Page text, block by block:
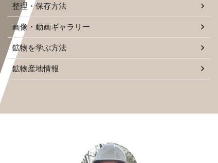
整理・保存方法
画像・動画ギャラリー
鉱物を学ぶ方法
鉱物産地情報